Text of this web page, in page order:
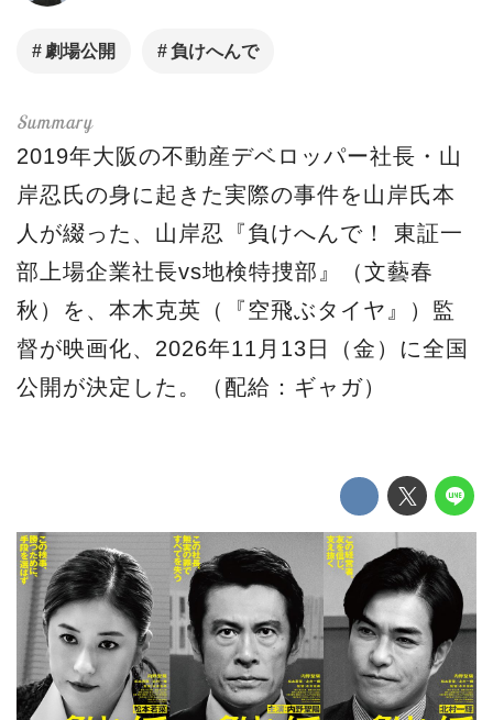
劇場公開 負けへんで
2019年大阪の不動産デベロッパー社長・山
岸忍氏の身に起きた実際の事件を山岸氏本
人が綴った、山岸忍『負けへんで！ 東証一
部上場企業社長vs地検特捜部』（文藝春
秋）を、本木克英（『空飛ぶタイヤ』）監
督が映画化、2026年11月13日（金）に全国
公開が決定した。（配給：ギャガ）